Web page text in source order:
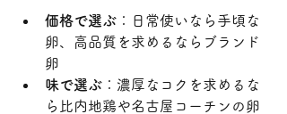
価格で選ぶ ：日常使いなら手頃な
卵、高品質を求めるならブランド
卵
味で選ぶ ：濃厚なコクを求めるな
ら比内地鶏や名古屋コーチンの卵